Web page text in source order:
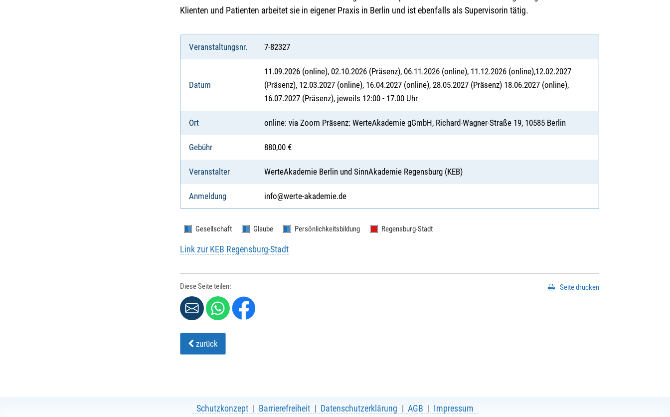
Klienten und Patienten arbeitet sie in eigener Praxis in Berlin und ist ebenfalls als Supervisorin tätig.
Veranstaltungsnr. 7-82327
Datum
11.09.2026 (online), 02.10.2026 (Präsenz), 06.11.2026 (online), 11.12.2026 (online),12.02.2027
(Präsenz), 12.03.2027 (online), 16.04.2027 (online), 28.05.2027 (Präsenz) 18.06.2027 (online),
16.07.2027 (Präsenz), jeweils 12:00 - 17.00 Uhr
Ort online: via Zoom Präsenz: WerteAkademie gGmbH, Richard-Wagner-Straße 19, 10585 Berlin
Gebühr 880,00 €
Veranstalter WerteAkademie Berlin und SinnAkademie Regensburg (KEB)
Anmeldung info@werte-akademie.de
Gesellschaft Glaube Persönlichkeitsbildung Regensburg-Stadt
Link zur KEB Regensburg-Stadt
Diese Seite teilen: Seite drucken
zurück
Schutzkonzept Barrierefreiheit Datenschutzerklärung AGB Impressum